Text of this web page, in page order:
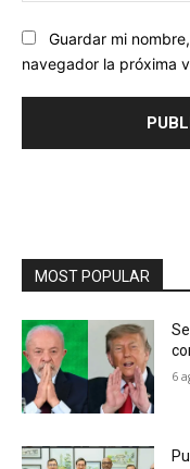
Guardar mi
navegador la próxima
MOST POPULAR
6